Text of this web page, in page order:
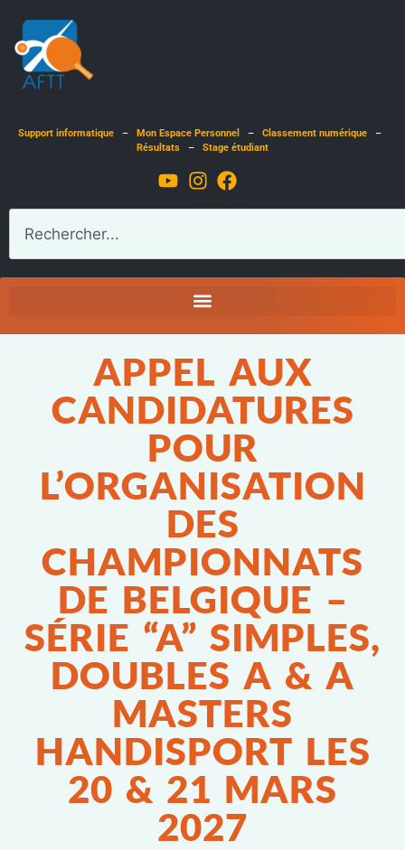
Support informatique – Mon Espace Personnel – Classement numérique –
Résultats – Stage étudiant
APPEL AUX
CANDIDATURES
POUR
L’ORGANISATION
DES
CHAMPIONNATS
DE BELGIQUE –
SÉRIE “A” SIMPLES,
DOUBLES A & A
MASTERS
HANDISPORT LES
20 & 21 MARS
2027